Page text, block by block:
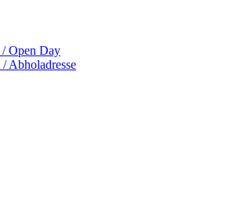
Open Day
Abholadresse